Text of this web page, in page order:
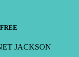
JACKSON